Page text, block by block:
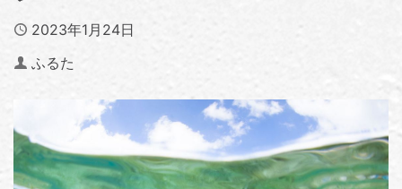
Published
2023年1月24日
Author
ふるた